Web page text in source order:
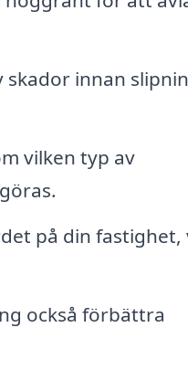
innan
vilken typ av
på din fastighet,
också förbättra